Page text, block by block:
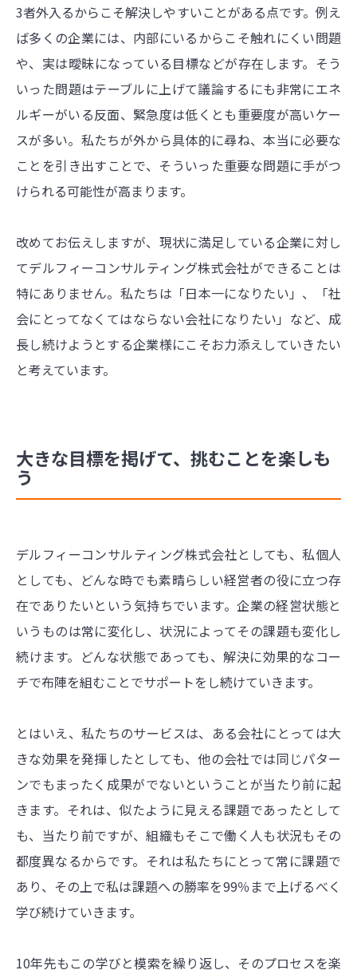
3者外入るからこそ解決しやすいことがある点です。例え
ば多くの企業には、内部にいるからこそ触れにくい問題
や、実は曖昧になっている目標などが存在します。そう
いった問題はテーブルに上げて議論するにも非常にエネ
ルギーがいる反面、緊急度は低くとも重要度が高いケー
スが多い。私たちが外から具体的に尋ね、本当に必要な
ことを引き出すことで、そういった重要な問題に手がつ
けられる可能性が高まります。
改めてお伝えしますが、現状に満足している企業に対し
てデルフィーコンサルティング株式会社ができることは
特にありません。私たちは「日本一になりたい」、「社
会にとってなくてはならない会社になりたい」など、成
長し続けようとする企業様にこそお力添えしていきたい
と考えています。
大きな目標を掲げて、挑むことを楽しも
う
デルフィーコンサルティング株式会社としても、私個人
としても、どんな時でも素晴らしい経営者の役に立つ存
在でありたいという気持ちでいます。企業の経営状態と
いうものは常に変化し、状況によってその課題も変化し
続けます。どんな状態であっても、解決に効果的なコー
チで布陣を組むことでサポートをし続けていきます。
とはいえ、私たちのサービスは、ある会社にとっては大
きな効果を発揮したとしても、他の会社では同じパター
ンでもまったく成果がでないということが当たり前に起
きます。それは、似たように見える課題であったとして
も、当たり前ですが、組織もそこで働く人も状況もその
都度異なるからです。それは私たちにとって常に課題で
あり、その上で私は課題への勝率を99％まで上げるべく
学び続けていきます。
10年先もこの学びと模索を繰り返し、そのプロセスを楽